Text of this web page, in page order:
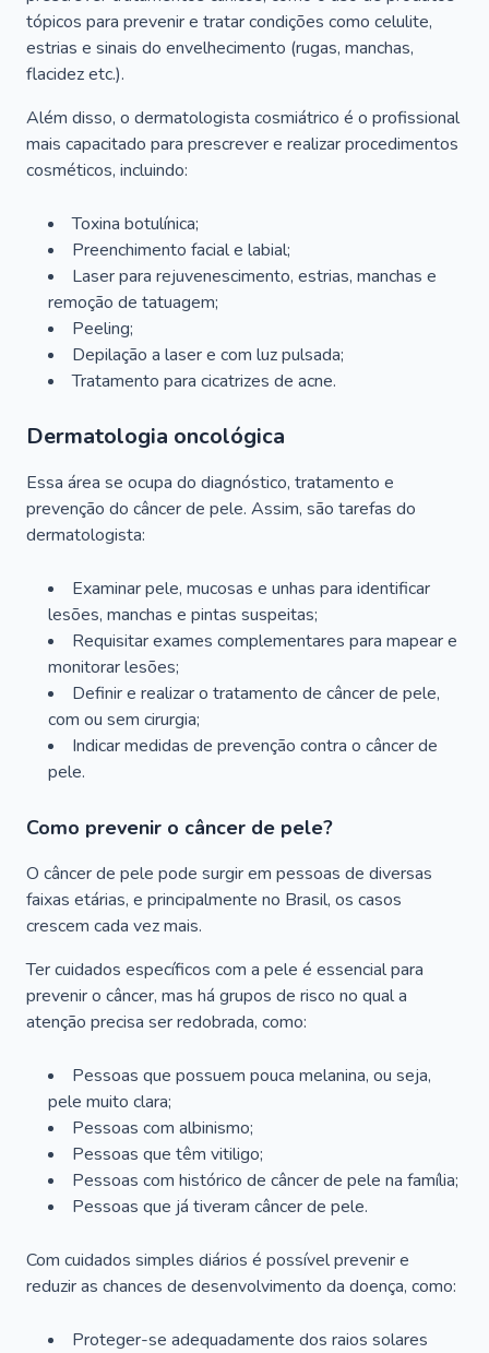
tópicos para prevenir e tratar condições como celulite,
estrias e sinais do envelhecimento (rugas, manchas,
flacidez etc.).
Além disso, o dermatologista cosmiátrico é o profissional
mais capacitado para prescrever e realizar procedimentos
cosméticos, incluindo:
Toxina botulínica;
Preenchimento facial e labial;
Laser para rejuvenescimento, estrias, manchas e
remoção de tatuagem;
Peeling;
Depilação a laser e com luz pulsada;
Tratamento para cicatrizes de acne.
Dermatologia oncológica
Essa área se ocupa do diagnóstico, tratamento e
prevenção do câncer de pele. Assim, são tarefas do
dermatologista:
Examinar pele, mucosas e unhas para identificar
lesões, manchas e pintas suspeitas;
Requisitar exames complementares para mapear e
monitorar lesões;
Definir e realizar o tratamento de câncer de pele,
com ou sem cirurgia;
Indicar medidas de prevenção contra o câncer de
pele.
Como prevenir o câncer de pele?
O câncer de pele pode surgir em pessoas de diversas
faixas etárias, e principalmente no Brasil, os casos
crescem cada vez mais.
Ter cuidados específicos com a pele é essencial para
prevenir o câncer, mas há grupos de risco no qual a
atenção precisa ser redobrada, como:
Pessoas que possuem pouca melanina, ou seja,
pele muito clara;
Pessoas com albinismo;
Pessoas que têm vitiligo;
Pessoas com histórico de câncer de pele na família;
Pessoas que já tiveram câncer de pele.
Com cuidados simples diários é possível prevenir e
reduzir as chances de desenvolvimento da doença, como:
Proteger-se adequadamente dos raios solares